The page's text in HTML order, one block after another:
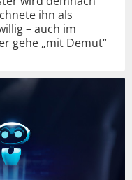
ihn als
– auch im
gehe „mit Demut“